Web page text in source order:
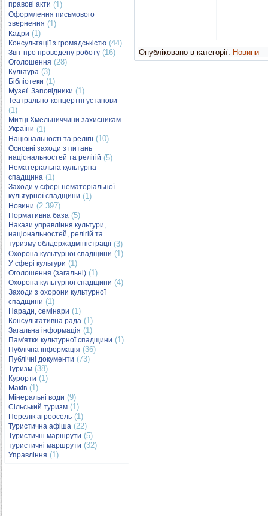
правові акти (1)
Оформлення письмового
звернення (1)
Кадри (1)
Консультації з громадськістю (44)
Звіт про проведену роботу (16)
Оголошення (28)
Культура (3)
Бібліотеки (1)
Музеї. Заповідники (1)
Театрально-концертні установи
(1)
Митці Хмельниччини захисникам
України (1)
Національності та релігії(10)
Основні заходи з питань
національностей та релігій (5)
Нематеріальна культурна
спадщина (1)
Заходи у сфері нематеріальної
культурної спадщини (1)
Новини (2 397)
Нормативна база (5)
Накази управління культури,
національностей, релігій та
туризму облдержадміністрації(3)
Охорона культурної спадщини (1)
У сфері культури (1)
Оголошення (загальні) (1)
Охорона культурної спадщини (4)
Заходи з охорони культурної
спадщини (1)
Наради, семінари (1)
Консультативна рада (1)
Загальна інформація (1)
Пам'ятки культурної спадщини (1)
Публічна інформація (36)
Публічні документи (73)
Туризм (38)
Курорти (1)
Маків (1)
Мінеральні води (9)
Сільський туризм (1)
Перелік агроосель (1)
Туристична афіша (22)
Туристичні маршрути (5)
туристичні маршрути (32)
Управління (1)
Опубліковано в категорії: Новини